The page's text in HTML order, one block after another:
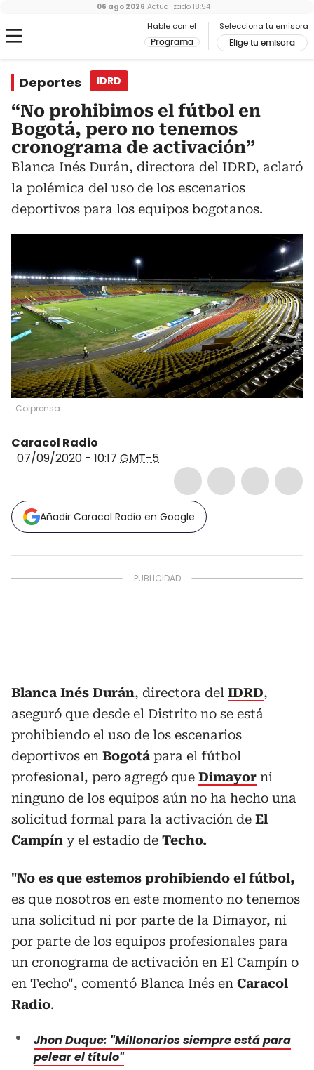
Hable con el
Programa
Selecciona tu emisora
Elige tu emisora
06 ago 2026 Actualizado 18:54
Deportes IDRD
“No prohibimos el fútbol en
Bogotá, pero no tenemos
cronograma de activación”
Blanca Inés Durán, directora del IDRD, aclaró
la polémica del uso de los escenarios
deportivos para los equipos bogotanos.
Colprensa
Caracol Radio
07/09/2020 - 10:17 GMT-5
Añadir Caracol Radio en Google
Blanca Inés Durán, directora del IDRD,
aseguró que desde el Distrito no se está
prohibiendo el uso de los escenarios
deportivos en Bogotá para el fútbol
profesional, pero agregó que Dimayor ni
ninguno de los equipos aún no ha hecho una
solicitud formal para la activación de El
Campín y el estadio de Techo.
"No es que estemos prohibiendo el fútbol,
es que nosotros en este momento no tenemos
una solicitud ni por parte de la Dimayor, ni
por parte de los equipos profesionales para
un cronograma de activación en El Campín o
en Techo", comentó Blanca Inés en Caracol
Radio.
Jhon Duque: "Millonarios siempre está para
pelear el título"